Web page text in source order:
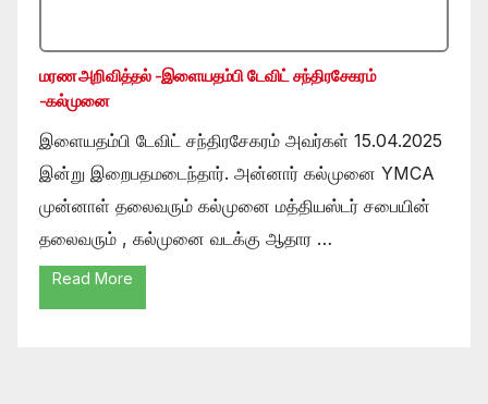
மரண அறிவித்தல் -இளையதம்பி டேவிட் சந்திரசேகரம்
-கல்முனை
இளையதம்பி டேவிட் சந்திரசேகரம் அவர்கள் 15.04.2025
இன்று இறைபதமடைந்தார். அன்னார் கல்முனை YMCA
முன்னாள் தலைவரும் கல்முனை மத்தியஸ்டர் சபையின்
தலைவரும் , கல்முனை வடக்கு ஆதார …
Read More